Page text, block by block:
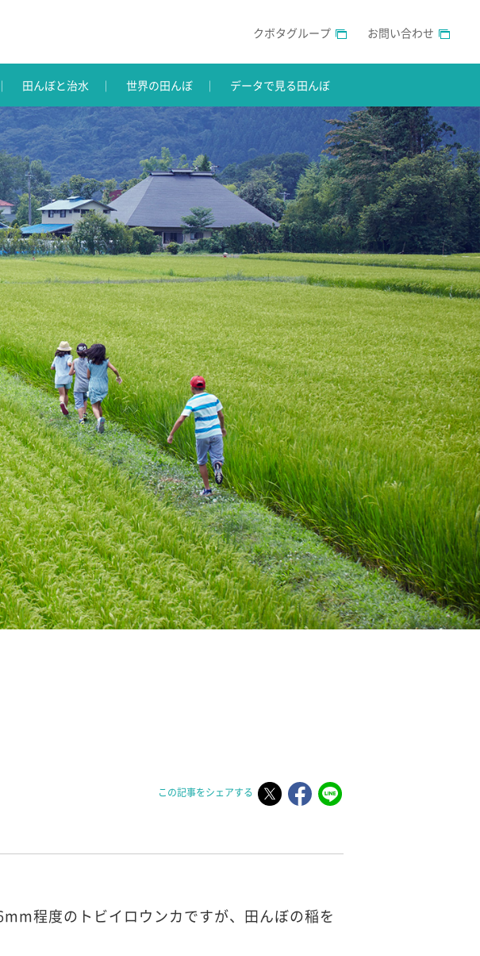
クボタグループ お問い合わせ
田んぼと治水 世界の田んぼ データで見る田んぼ
この記事をシェアする
程度のトビイロウンカですが、田んぼの稲を